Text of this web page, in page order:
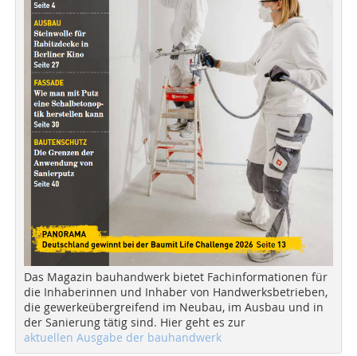
Das Magazin bauhandwerk bietet Fachinformationen für
die Inhaberinnen und Inhaber von Handwerksbetrieben,
die gewerkeübergreifend im Neubau, im Ausbau und in
der Sanierung tätig sind. Hier geht es zur
aktuellen Ausgabe der bauhandwerk